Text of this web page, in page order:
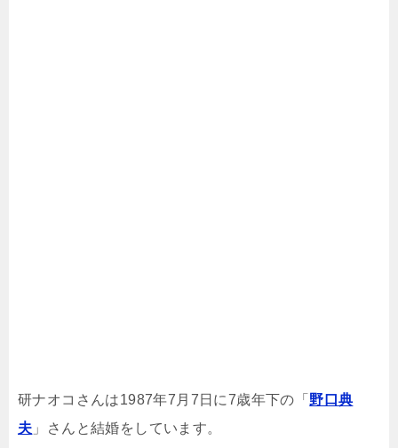
研ナオコさんは1987年7月7日に7歳年下の「 野口典
夫 」さんと結婚をしています。